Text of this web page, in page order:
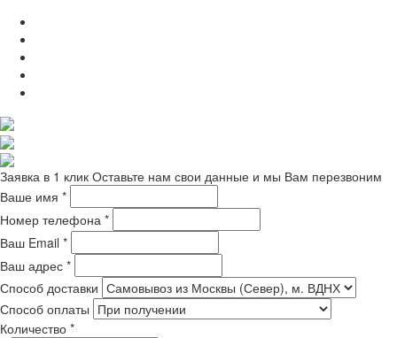
Заявка в 1 клик Оставьте нам свои данные и мы Вам перезвоним
Ваше имя *
Номер телефона *
Ваш Email *
Ваш адрес *
Способ доставки
Способ оплаты
Количество *